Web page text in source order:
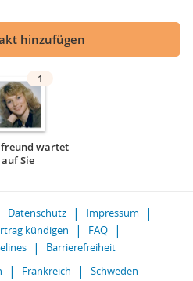
hinzufügen
1
wartet
auf Sie
Datenschutz
Impressum
kündigen
FAQ
Barrierefreiheit
Frankreich Schweden